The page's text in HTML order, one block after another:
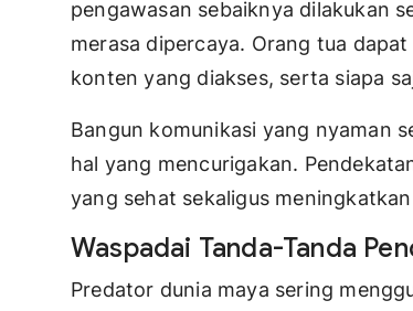
pengawasan sebaiknya dilakukan
merasa dipercaya. Orang tua
konten yang diakses, serta siapa
Bangun komunikasi yang nyaman
hal yang mencurigakan.
yang sehat sekaligus
Waspadai Tanda-Tanda
Predator dunia maya sering